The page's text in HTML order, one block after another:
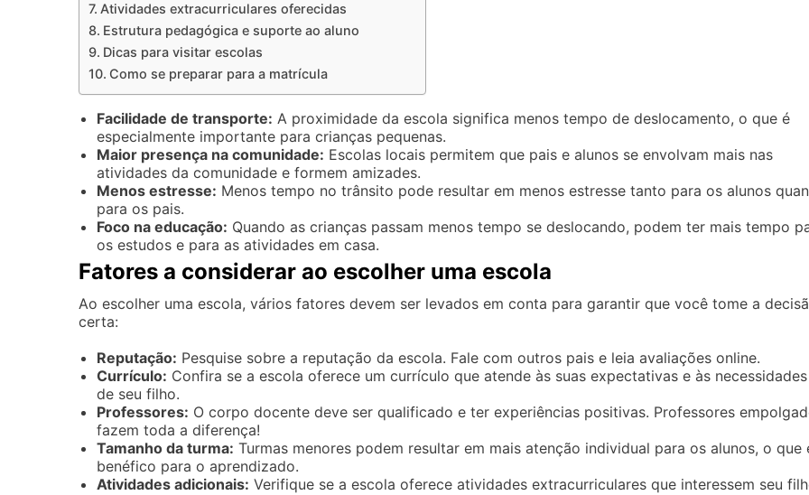
Atividades extracurriculares oferecidas
Estrutura pedagógica e suporte ao aluno
Dicas para visitar escolas
Como se preparar para a matrícula
Facilidade de transporte: A proximidade da escola significa menos tempo de deslocamento, o que é
especialmente importante para crianças pequenas.
Maior presença na comunidade: Escolas locais permitem que pais e alunos se envolvam mais nas
atividades da comunidade e formem amizades.
Menos estresse: Menos tempo no trânsito pode resultar em menos estresse tanto para os alunos
para os pais.
Foco na educação: Quando as crianças passam menos tempo se deslocando, podem ter mais tempo
os estudos e para as atividades em casa.
Fatores a considerar ao escolher uma escola
Ao escolher uma escola, vários fatores devem ser levados em conta para garantir que você tome a
certa:
Reputação: Pesquise sobre a reputação da escola. Fale com outros pais e leia avaliações online.
Currículo: Confira se a escola oferece um currículo que atende às suas expectativas e às necessidades
de seu filho.
Professores: O corpo docente deve ser qualificado e ter experiências positivas. Professores
fazem toda a diferença!
Tamanho da turma: Turmas menores podem resultar em mais atenção individual para os alunos, o que
benéfico para o aprendizado.
Atividades adicionais: Verifique se a escola oferece atividades extracurriculares que interessem seu